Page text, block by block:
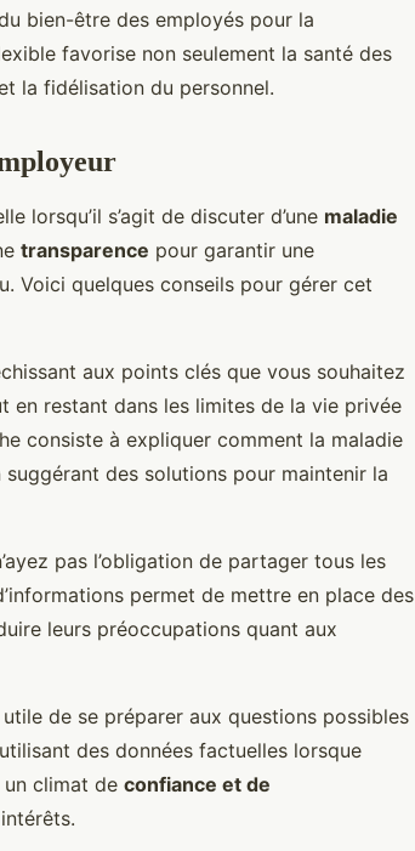
bien-être des employés pour la
favorise non seulement la santé des
la fidélisation du personnel.
lorsqu’il s’agit de discuter d’une maladie
transparence pour garantir une
Voici quelques conseils pour gérer cet
aux points clés que vous souhaitez
en restant dans les limites de la vie privée
consiste à expliquer comment la maladie
des solutions pour maintenir la
pas l’obligation de partager tous les
permet de mettre en place des
leurs préoccupations quant aux
de se préparer aux questions possibles
des données factuelles lorsque
un climat de confiance et de